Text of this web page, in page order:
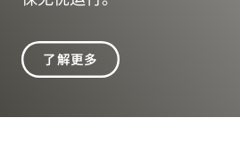
您可按需选择AViTEQ的服务
现场维修、经验丰富的技术团
保无忧运行。